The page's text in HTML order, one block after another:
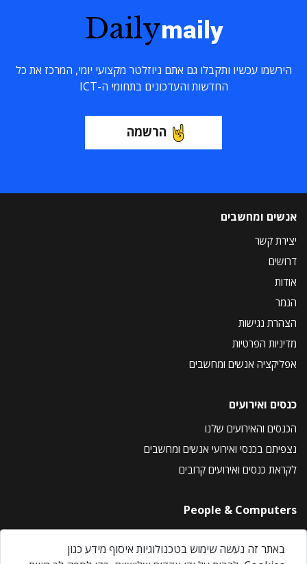
Dailymaily
הירשמו עכשיו ותקבלו גם אתם ניוזלטר מקצועי יומי, המרכז את כל
החדשות והעדכונים בתחומי ה-ICT
הרשמה
אנשים ומחשבים
יצירת קשר
דרושים
אודות
הנמר
הצהרת נגישות
מדיניות הפרטיות
אפליקציה אנשים ומחשבים
כנסים ואירועים
הכנסים והאירועים שלנו
נצפיתם בכנסי ואירועי אנשים ומחשבים
לקראת כנסים ואירועים קרובים
People & Computers
About Us
Privacy Policy
באתר זה נעשה שימוש בטכנולוגיות איסוף מידע כגון